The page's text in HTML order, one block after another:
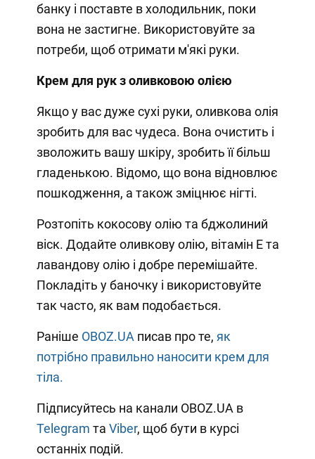
банку і поставте в холодильник, поки
вона не застигне. Використовуйте за
потреби, щоб отримати м'які руки.
Крем для рук з оливковою олією
Якщо у вас дуже сухі руки, оливкова олія
зробить для вас чудеса. Вона очистить і
зволожить вашу шкіру, зробить її більш
гладенькою. Відомо, що вона відновлює
пошкодження, а також зміцнює нігті.
Розтопіть кокосову олію та бджолиний
віск. Додайте оливкову олію, вітамін Е та
лавандову олію і добре перемішайте.
Покладіть у баночку і використовуйте
так часто, як вам подобається.
Раніше OBOZ.UA писав про те, як
потрібно правильно наносити крем для
тіла.
Підписуйтесь на канали OBOZ.UA в
Telegram та Viber, щоб бути в курсі
останніх подій.